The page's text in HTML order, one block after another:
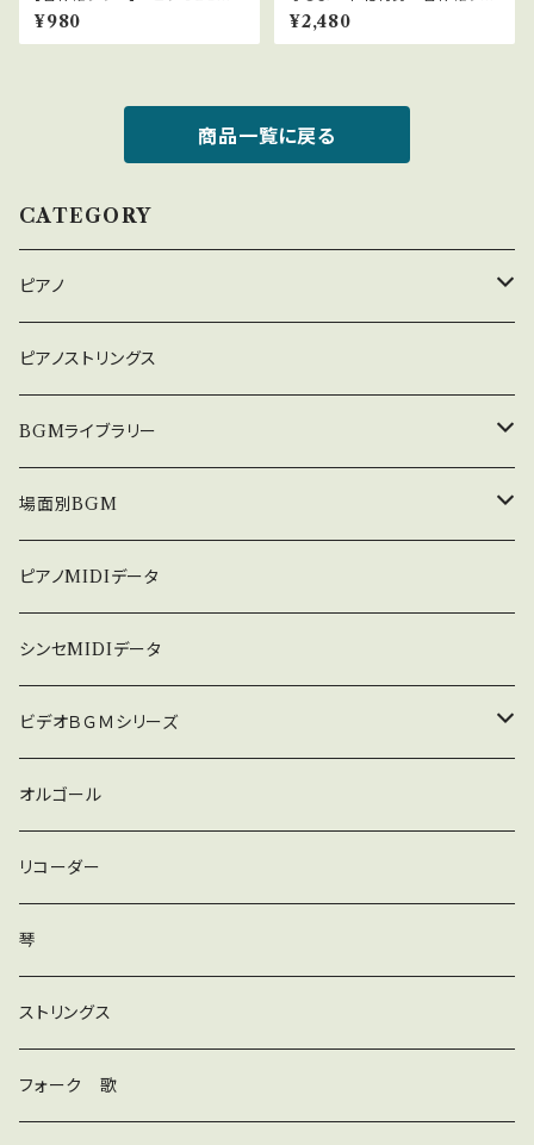
シリーズ No.3 愉快な明るい
ラテン
¥980
ー癒しのピアノ
¥2,480
商品一覧に戻る
CATEGORY
ピアノ
癒しのピアノ
中北利男 夢シリーズ
５０８曲シリーズ
３６０曲シリーズ
ピアノストリングス
BGMライブラリー
オルゴール
場面別BGM
悲しい
暗い
普通
ピアノMIDIデータ
シンセMIDIデータ
ビデオＢＧＭシリーズ
ロック
ラテン
ダンス
和風
京都
ストリングス
オルゴール
リコーダー
琴
ストリングス
フォーク 歌